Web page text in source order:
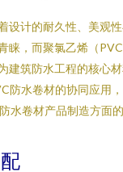
设计的耐久性、美观
睐，而聚氯乙烯（
建筑防水工程的核心
防水卷材的协同应用
水卷材产品制造方面